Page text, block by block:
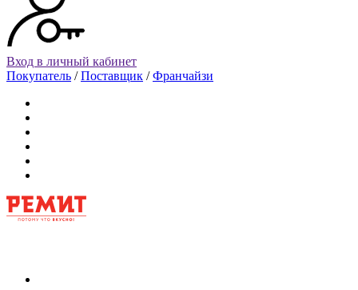
Вход в личный кабинет
Покупатель /Поставщик /Франчайзи